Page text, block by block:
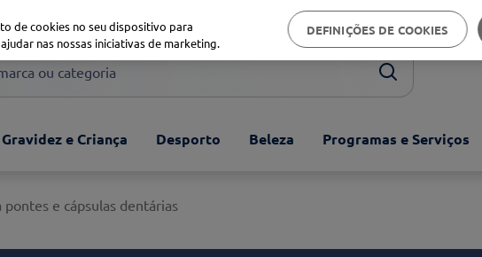
ou categoria
Gravidez e Criança Desporto Beleza Programas e Serviços
e cápsulas dentárias
de cookies no seu dispositivo para
nas nossas iniciativas de marketing.
DEFINIÇÕES DE COOKIES